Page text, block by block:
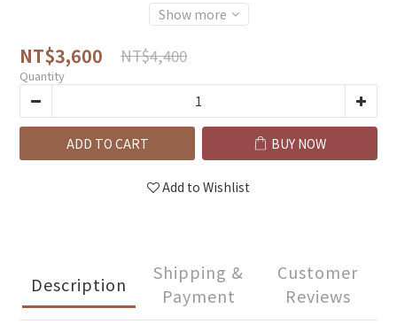
Show more
NT$3,600 NT$4,400
Quantity
ADD TO CART BUY NOW
Add to Wishlist
Description
Shipping &
Payment
Customer
Reviews